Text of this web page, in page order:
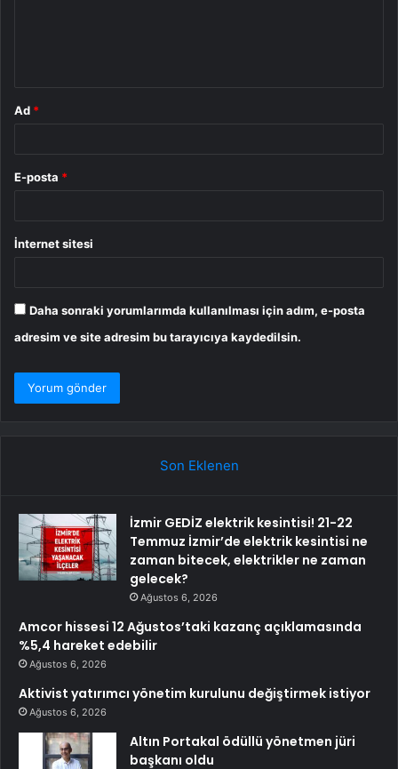
Ad *
E-posta *
İnternet sitesi
Daha sonraki yorumlarımda kullanılması için adım, e-posta
adresim ve site adresim bu tarayıcıya kaydedilsin.
Son Eklenen
İzmir GEDİZ elektrik kesintisi! 21-22
Temmuz İzmir’de elektrik kesintisi ne
zaman bitecek, elektrikler ne zaman
gelecek?
Ağustos 6, 2026
Amcor hissesi 12 Ağustos’taki kazanç açıklamasında
%5,4 hareket edebilir
Ağustos 6, 2026
Aktivist yatırımcı yönetim kurulunu değiştirmek istiyor
Ağustos 6, 2026
Altın Portakal ödüllü yönetmen jüri
başkanı oldu